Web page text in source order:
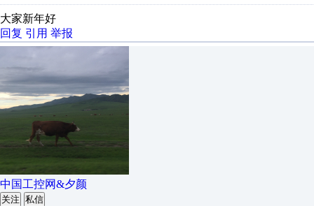
大家新年好
回复 引用 举报
中国工控网&夕颜
关注 私信